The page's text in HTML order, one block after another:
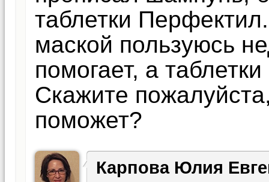
таблетки
маской пользуюсь
помогает, а
Скажите
поможет?
Карпова Юлия